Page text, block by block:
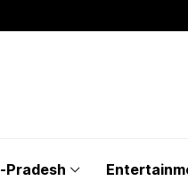
Pradesh